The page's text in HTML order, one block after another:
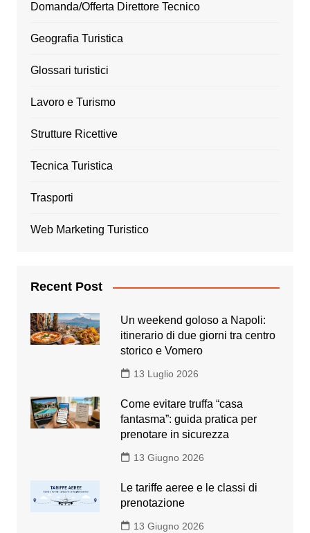
Domanda/Offerta Direttore Tecnico
Geografia Turistica
Glossari turistici
Lavoro e Turismo
Strutture Ricettive
Tecnica Turistica
Trasporti
Web Marketing Turistico
Recent Post
Un weekend goloso a Napoli:
itinerario di due giorni tra centro
storico e Vomero
13 Luglio 2026
Come evitare truffa “casa
fantasma”: guida pratica per
prenotare in sicurezza
13 Giugno 2026
Le tariffe aeree e le classi di
prenotazione
13 Giugno 2026